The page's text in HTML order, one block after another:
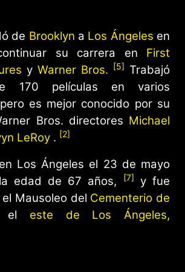
de Brooklyn a Los Ángeles en
su carrera en First
y Warner Bros. [5] Trabajó
170 películas en varios
pero es mejor conocido por su
Bros. directores Michael
LeRoy . [2]
Los Ángeles el 23 de mayo
edad de 67 años,
[7]
y fue
Mausoleo del Cementerio de
el este de Los Ángeles,